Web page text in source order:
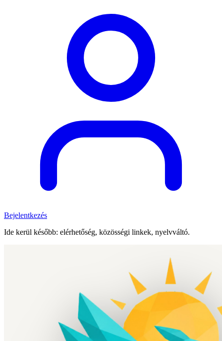
Bejelentkezés
Ide kerül később: elérhetőség, közösségi linkek, nyelvváltó.